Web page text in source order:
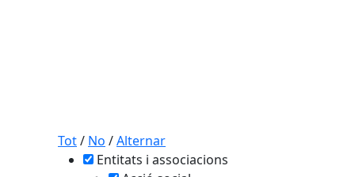
Tot/ No /Alternar
Entitats i associacions